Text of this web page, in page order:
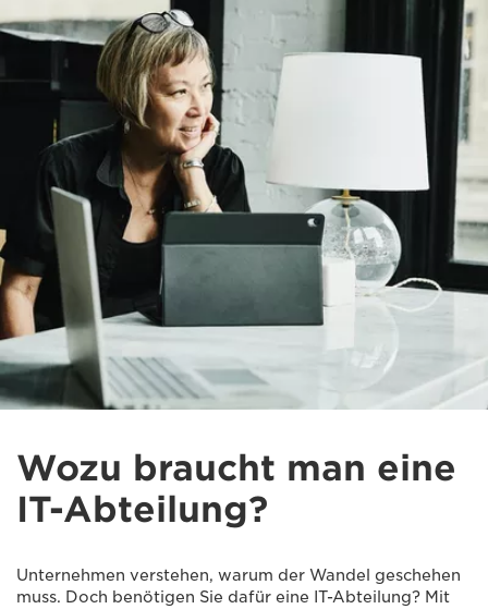
Wozu braucht man eine
IT-Abteilung?
Unternehmen verstehen, warum der Wandel geschehen
muss. Doch benötigen Sie dafür eine IT-Abteilung? Mit